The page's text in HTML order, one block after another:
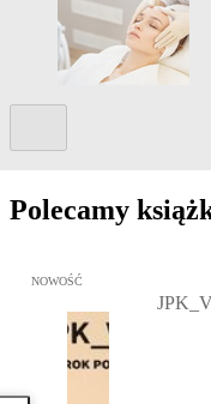
Polecamy
Przejdź do: JPK_VAT
NOWOŚĆ